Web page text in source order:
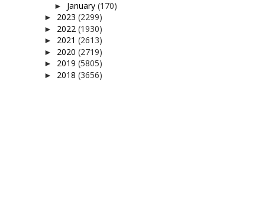
► January (170)
► 2023 (2299)
► 2022 (1930)
► 2021 (2613)
► 2020 (2719)
► 2019 (5805)
► 2018 (3656)